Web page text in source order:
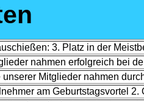
3. Platz in der
nahmen erfolgreich bei
unserer Mitglieder nahmen
am Geburtstagsvortel 2.